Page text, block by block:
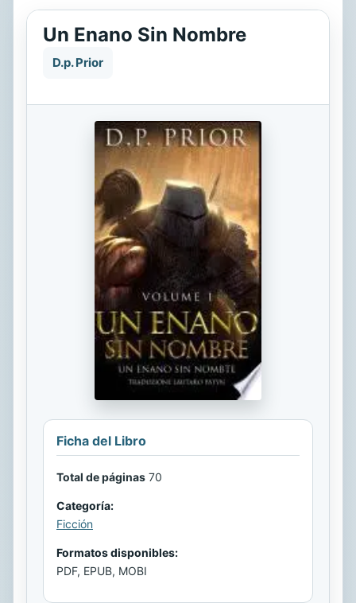
Un Enano Sin Nombre
D.p. Prior
Ficha del Libro
Total de páginas 70
Categoría:
Ficción
Formatos disponibles:
PDF, EPUB, MOBI